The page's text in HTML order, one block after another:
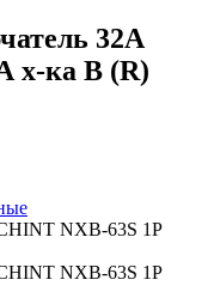
32А
х-ка B (R)
NXB-63S 1P